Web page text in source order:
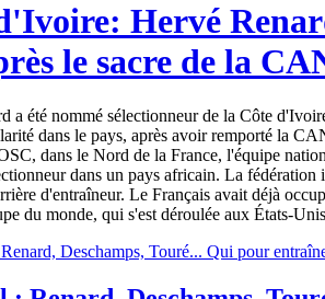
Hervé
le sacre de la
a été nommé sélectionneur de la Côte
dans le pays, après avoir remporté la
dans le Nord de la France, l'équipe
dans un pays africain. La
d'entraîneur. Le Français avait déjà
du monde, qui s'est déroulée aux États-